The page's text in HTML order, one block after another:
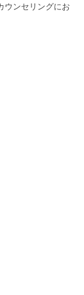
ウンセリングにお